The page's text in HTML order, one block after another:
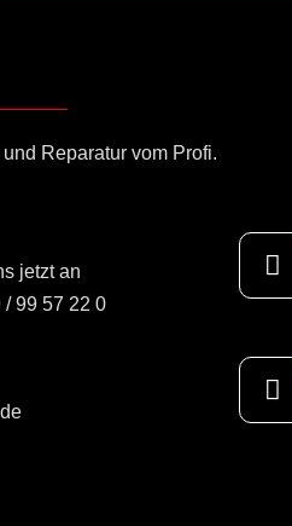
Reparatur vom Profi.
jetzt an
/ 99 57 22 0